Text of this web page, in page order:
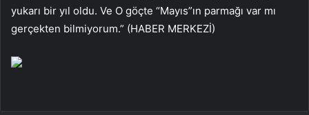
yukarı bir yıl oldu. Ve O göçte “Mayıs”ın parmağı var mı
gerçekten bilmiyorum.” (HABER MERKEZİ)